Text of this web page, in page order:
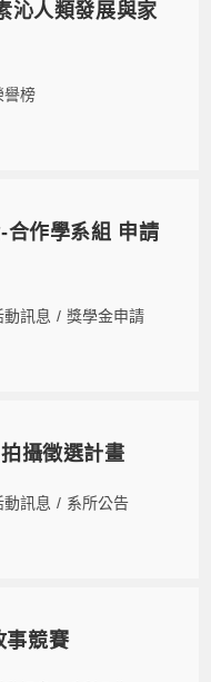
沁人類發展與家
譽榜
合作學系組 申請
動訊息 / 獎學金申請
攝徵選計畫
動訊息 / 系所公告
事競賽